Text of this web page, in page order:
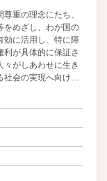
重の理念にたち、
をめざし、わが国の
効に活用し、特に障
利が具体的に保証さ
々がしあわせに生き
社会の実現へ向けて